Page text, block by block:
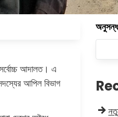
সর্বোচ্চ আদালত। এ
আপিল বিভাগ